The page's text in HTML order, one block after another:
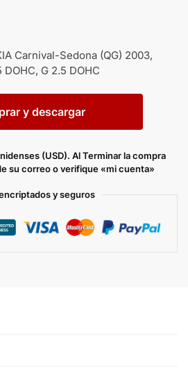
Carnival-Sedona (QG) 2003,
G 2.5 DOHC
y descargar
(USD). Al Terminar la compra
su correo o verifique «mi cuenta»
y seguros